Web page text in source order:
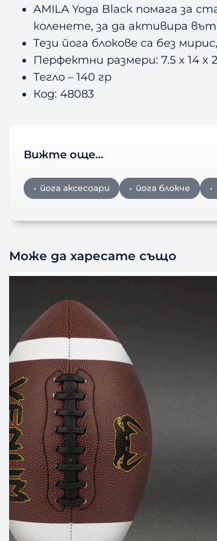
AMILA Yoga Black помага за
коленете, за да активира
Тези йога блокове са без
Перфектни размери: 7.5 x 14 x
Тегло – 140 гр
Код: 48083
Вижте още…
йога аксесоари йога блокче
Може да харесате също